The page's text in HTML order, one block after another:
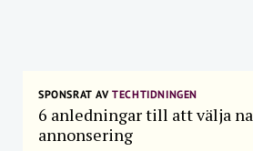
SPONSRAT AVTECHTIDNINGEN
6 anledningar till att välja
annonsering